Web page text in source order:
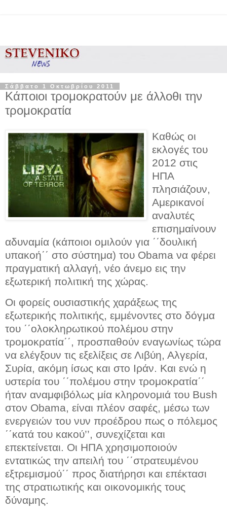
Σάββατο 1 Οκτωβρίου 2011
Κάποιοι τρομοκρατούν με άλλοθι την
τρομοκρατία
Καθώς οι
εκλογές του
2012 στις
ΗΠΑ
πλησιάζουν,
Αμερικανοί
αναλυτές
επισημαίνουν
αδυναμία (κάποιοι ομιλούν για ΄΄δουλική
υπακοή΄΄ στο σύστημα) του Obama να φέρει
πραγματική αλλαγή, νέο άνεμο εις την
εξωτερική πολιτική της χώρας.
Οι φορείς ουσιαστικής χαράξεως της
εξωτερικής πολιτικής, εμμένοντες στο δόγμα
του ΄΄ολοκληρωτικού πολέμου στην
τρομοκρατία΄΄, προσπαθούν εναγωνίως τώρα
να ελέγξουν τις εξελίξεις σε Λιβύη, Αλγερία,
Συρία, ακόμη ίσως και στο Ιράν. Και ενώ η
υστερία του ΄΄πολέμου στην τρομοκρατία΄΄
ήταν αναμφιβόλως μία κληρονομιά του Bush
στον Obama, είναι πλέον σαφές, μέσω των
ενεργειών του νυν προέδρου πως ο πόλεμος
΄΄κατά του κακού’’, συνεχίζεται και
επεκτείνεται. Οι ΗΠΑ χρησιμοποιούν
εντατικώς την απειλή του ΄΄στρατευμένου
εξτρεμισμού΄΄ προς διατήρησι και επέκτασι
της στρατιωτικής και οικονομικής τους
δύναμης.